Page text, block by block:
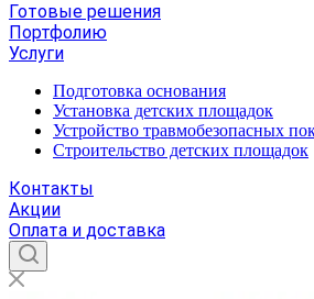
Готовые решения
Портфолию
Услуги
Подготовка основания
Установка детских площадок
Устройство травмобезопасных
Строительство детских площадок
Контакты
Акции
Оплата и доставка